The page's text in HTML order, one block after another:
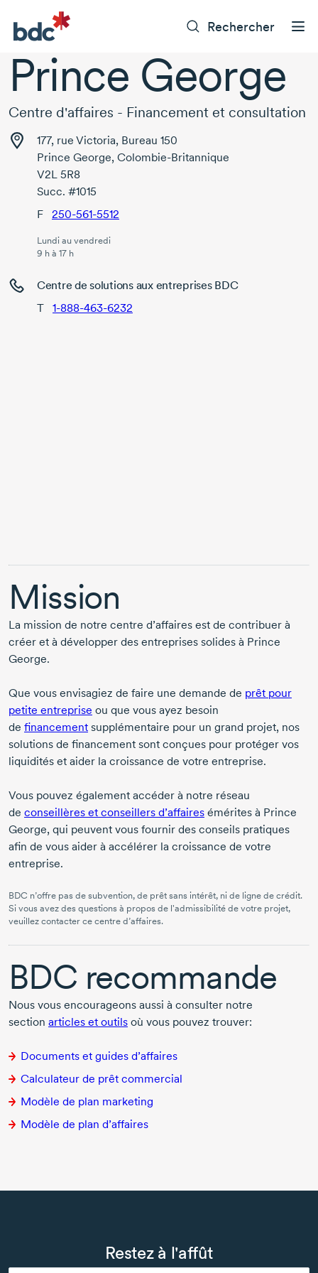
Rechercher
Prince George
Centre d'affaires - Financement et consultation
177, rue Victoria, Bureau 150
Prince George, Colombie-Britannique
V2L 5R8
Succ. #1015
F
250-561-5512
Lundi au vendredi
9 h à 17 h
Centre de solutions aux entreprises BDC
T
1-888-463-6232
Mission
La mission de notre centre d’affaires est de contribuer à
créer et à développer des entreprises solides à Prince
George.
Que vous envisagiez de faire une demande de prêt pour
petite entreprise ou que vous ayez besoin
de financement supplémentaire pour un grand projet, nos
solutions de financement sont conçues pour protéger vos
liquidités et aider la croissance de votre entreprise.
Vous pouvez également accéder à notre réseau
de conseillères et conseillers d’affaires émérites à Prince
George, qui peuvent vous fournir des conseils pratiques
afin de vous aider à accélérer la croissance de votre
entreprise.
BDC n’offre pas de subvention, de prêt sans intérêt, ni de ligne de crédit.
Si vous avez des questions à propos de l'admissibilité de votre projet,
veuillez contacter ce centre d’affaires.
BDC recommande
Nous vous encourageons aussi à consulter notre
section articles et outils où vous pouvez trouver:
Documents et guides d’affaires
Calculateur de prêt commercial
Modèle de plan marketing
Modèle de plan d’affaires
Restez à l'affût